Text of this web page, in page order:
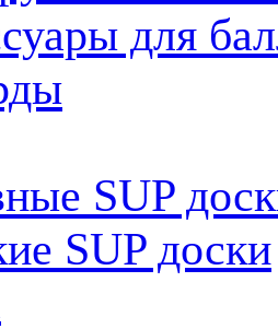
для
SUP
SUP доски